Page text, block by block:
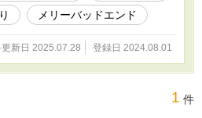
申し出の翌日にイーシュ派宗主と会
とになり、期待をふくらませる師匠
あったが、なんと会合にやってきた
宗主はかつてヴォルガー派の門弟で
ンだった。 ●元いじめられっ子 美形
) ✕元いじめっ子 平凡受け (20歳) ⚠無
メリーバッドエンド
新日 2025.07.28 登録日 2024.08.01
1 件